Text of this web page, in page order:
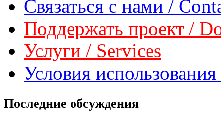
Связаться с нами /
Поддержать проект /
Услуги / Services
Условия
Последние обсуждения